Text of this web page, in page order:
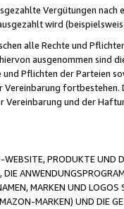
Vergütungen
wird
alle Rechte und
ausgenommen sind
Pflichten der Parteien
Vereinbarung
Vereinbarung und der
PRODUKTE UND
DIE
MARKEN UND
MARKEN) UND DIE